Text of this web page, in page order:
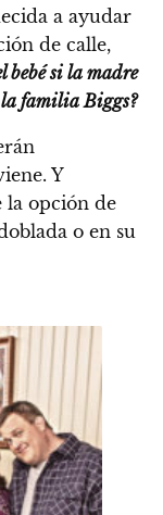
a ayudar
de calle,
bebé si la madre
la familia Biggs?
Y
opción de
o en su